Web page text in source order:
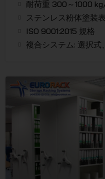
耐荷重 300～1000
ステンレス粉体塗装
ISO 9001:2015 規格
複合システム: 選択式